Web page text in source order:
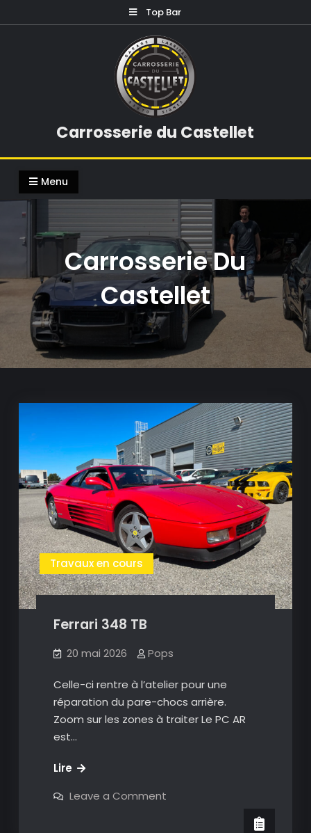
to
Top Bar
Carrosserie du Castellet
Menu
Carrosserie Du
Castellet
Travaux en cours
Ferrari 348 TB
20 mai 2026 Pops
Celle-ci rentre à l’atelier pour une
réparation du pare-chocs arrière.
Zoom sur les zones à traiter Le PC AR
est…
LireFerrari
TB
Leave a Commenton